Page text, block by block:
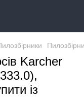
Karcher
із